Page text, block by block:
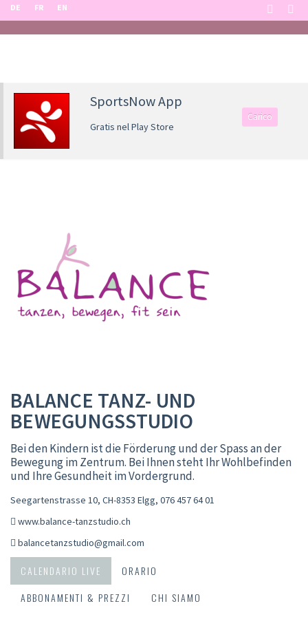
DE FR EN
SportsNow App
Gratis nel Play Store
Carico
BALANCE TANZ- UND
BEWEGUNGSSTUDIO
Bei den Kindern ist die Förderung und der Spass an der
Bewegung im Zentrum. Bei Ihnen steht Ihr Wohlbefinden
und Ihre Gesundheit im Vordergrund.
Seegartenstrasse 10, CH-8353 Elgg, 076 457 64 01
www.balance-tanzstudio.ch
balancetanzstudio@gmail.com
CALENDARIO LIVE
ORARIO
ABBONAMENTI & PREZZI
CHI SIAMO